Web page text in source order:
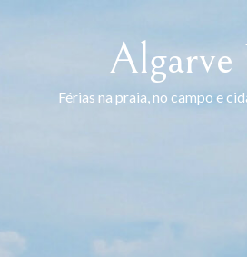
Algarve
Férias na praia, no campo e